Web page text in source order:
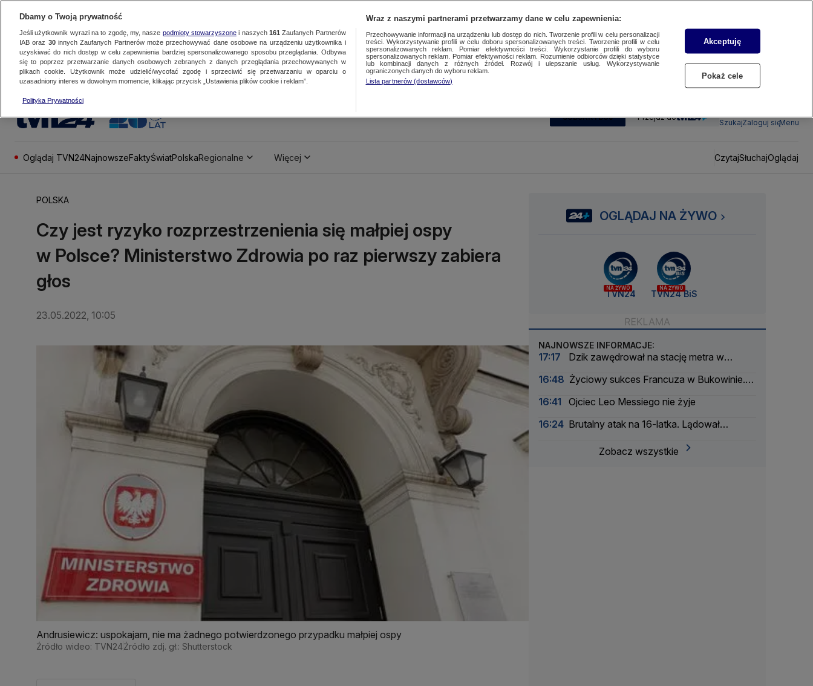
SUBSKRYBUJ Przejdź do
SzukajZaloguj sięMenu
Oglądaj TVN24NajnowszeFaktyŚwiatPolskaRegionalne Więcej CzytajSłuchajOglądaj
POLSKA
Czy jest ryzyko rozprzestrzenienia się małpiej ospy
w Polsce? Ministerstwo Zdrowia po raz pierwszy zabiera
głos
23.05.2022, 10:05
Andrusiewicz: uspokajam, nie ma żadnego potwierdzonego przypadku małpiej ospy
Źródło wideo: TVN24Źródło zdj. gł.: Shutterstock
OGLĄDAJ NA ŻYWO
NA ŻYWO
TVN24
NA ŻYWO
TVN24 BiS
NAJNOWSZE INFORMACJE:
17:17
Dzik zawędrował na stację metra w
16:48 Życiowy sukces Francuza w Bukowinie.
16:41
Ojciec Leo Messiego nie żyje
16:24 Brutalny atak na 16-latka. Lądował
Zobacz wszystkie
Dbamy o Twoją prywatność
Jeśli użytkownik wyrazi na to zgodę, my, nasze podmioty stowarzyszonei naszych 161 Zaufanych Partnerów
IAB oraz 30innych Zaufanych Partnerów może przechowywać dane osobowe na urządzeniu użytkownika i
uzyskiwać do nich dostęp w celu zapewnienia bardziej spersonalizowanego sposobu przeglądania. Odbywa
się to poprzez przetwarzanie danych osobowych zebranych z danych przeglądania przechowywanych w
plikach cookie. Użytkownik może udzielić/wycofać zgodę i sprzeciwić się przetwarzaniu w oparciu o
uzasadniony interes w dowolnym momencie, klikając przycisk „Ustawienia plików cookie i reklam”.
Polityka Prywatności
Wraz z naszymi partnerami przetwarzamy dane w celu zapewnienia:
Przechowywanie informacji na urządzeniu lub dostęp do nich. Tworzenie profili w celu personalizacji
treści. Wykorzystywanie profili w celu doboru spersonalizowanych treści. Tworzenie profili w celu
spersonalizowanych reklam. Pomiar efektywności treści. Wykorzystanie profili do wyboru
spersonalizowanych reklam. Pomiar efektywności reklam. Rozumienie odbiorców dzięki statystyce
lub kombinacji danych z różnych źródeł. Rozwój i ulepszanie usług. Wykorzystywanie
ograniczonych danych do wyboru reklam.
Lista partnerów (dostawców)
Akceptuję
Pokaż cele